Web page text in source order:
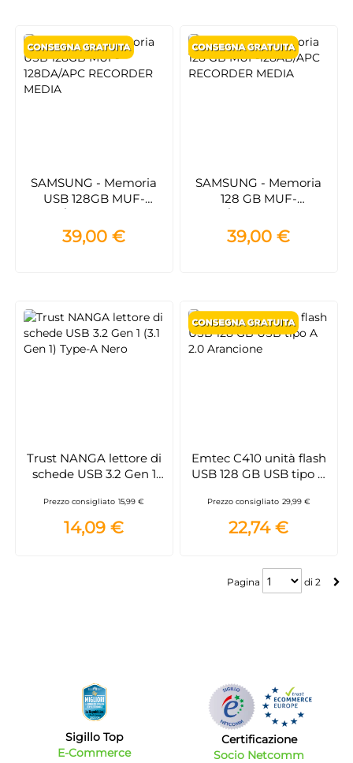
SAMSUNG - Memoria
USB 128GB MUF-
128DA/APC RECORDER
MEDIA
39,00 €
SAMSUNG - Memoria
128 GB MUF-
128AB/APC RECORDER
MEDIA
39,00 €
Trust NANGA lettore di
schede USB 3.2 Gen 1
Prezzo consigliato 15,99 €
14,09 €
Emtec C410 unità flash
USB 128 GB USB tipo A
Prezzo consigliato 29,99 €
22,74 €
Pagina
Pagina di 2
Sigillo Top
E-Commerce
Certificazione
Socio Netcomm